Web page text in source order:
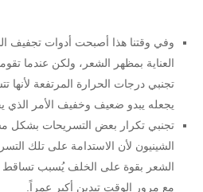
وفي وقتنا هذا أصبحت أدوات تجفيف
العناية بمظهر الشعر، ولكن عندما
تجنبي درجات الحرارة المرتفعة
يجعله يبدو ضعيف وخفيف الأمر الذي
تجنبي تكرار بعض التسريحات بشكل
الشينيون لأن الاستدامة على تلك
الشعر بقوة على الخلف يُسبب تساقط
مع مرور الوقت تبدين أكبر عمراً.